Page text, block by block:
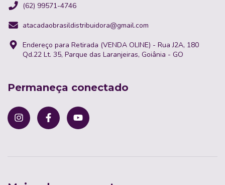
(62) 99571-4746
atacadaobrasildistribuidora@gmail.com
Endereço para Retirada (VENDA OLINE) - Rua J2A, 180
Qd.22 Lt. 35, Parque das Laranjeiras, Goiânia - GO
Permaneça conectado